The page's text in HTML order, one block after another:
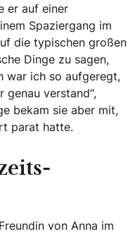
er auf einer
Spaziergang im
die typischen großen
Dinge zu sagen,
war ich so aufgeregt,
genau verstand“,
bekam sie aber mit,
parat hatte.
von Anna im